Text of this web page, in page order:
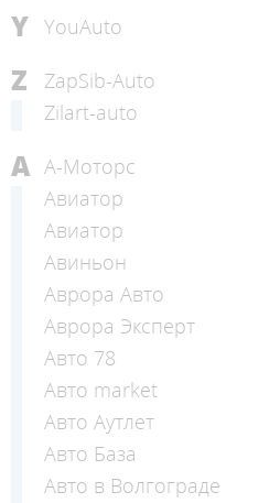
Y YouAuto
Z
ZapSib-Auto
Zilart-auto
А А-Моторс
Авиатор
Авиатор
Авиньон
Аврора Авто
Аврора Эксперт
Авто 78
Авто market
Авто Аутлет
Авто База
Авто в Волгограде